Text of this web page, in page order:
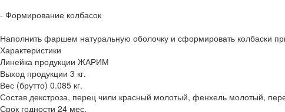
- Формирование колбасок
Наполнить фаршем натуральную оболочку и сформировать колбаски
Характеристики
Линейка продукции ЖАРИМ
Выход продукции 3 кг.
Вес (брутто) 0.085 кг.
Состав декстроза, перец чили красный молотый, фенхель молотый,
Срок годности 24 мес.